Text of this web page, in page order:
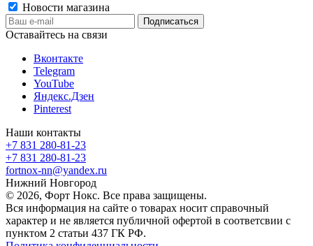
Новости магазина
Оставайтесь на связи
Вконтакте
Telegram
YouTube
Яндекс.Дзен
Pinterest
Наши контакты
+7 831 280-81-23
+7 831 280-81-23
fortnox-nn@yandex.ru
Нижний Новгород
© 2026, Форт Нокс. Все права защищены.
Вся информация на сайте о товарах носит справочный
характер и не является публичной офертой в соответсвии с
пунктом 2 статьи 437 ГК РФ.